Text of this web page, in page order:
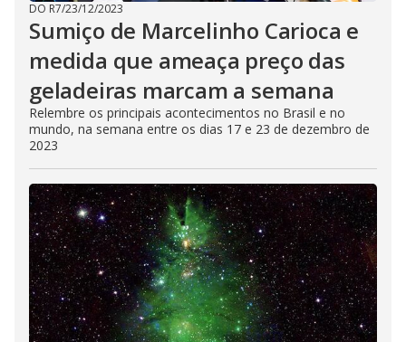
DO R7/23/12/2023
Sumiço de Marcelinho Carioca e
medida que ameaça preço das
geladeiras marcam a semana
Relembre os principais acontecimentos no Brasil e no
mundo, na semana entre os dias 17 e 23 de dezembro de
2023